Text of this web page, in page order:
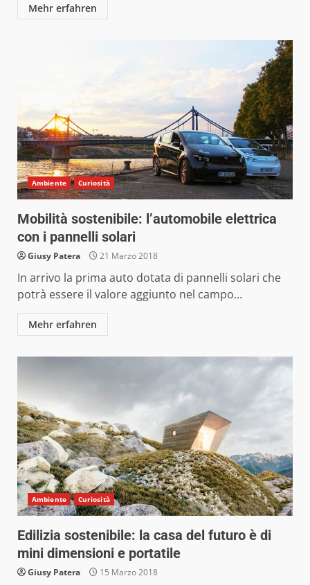
Mehr erfahren
Ambiente Curiosità
Mobilità sostenibile: l’automobile elettrica
con i pannelli solari
Giusy Patera 21 Marzo 2018
In arrivo la prima auto dotata di pannelli solari che
potrà essere il valore aggiunto nel campo...
Mehr erfahren
Ambiente Curiosità
Edilizia sostenibile: la casa del futuro è di
mini dimensioni e portatile
Giusy Patera 15 Marzo 2018